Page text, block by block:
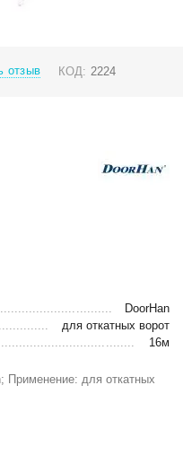
отзыв КОД: 2224
DoorHan
для откатных ворот
16м
Применение: для откатных